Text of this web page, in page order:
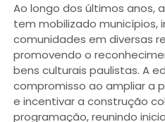
Ao longo dos últimos anos,
tem mobilizado municípios,
comunidades em diversas
promovendo o
bens culturais paulistas. A
compromisso ao ampliar a
e incentivar a construção
programação, reunindo